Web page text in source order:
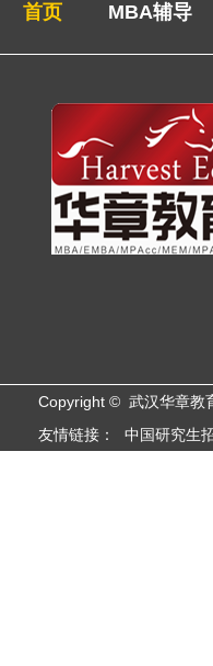
首页 MBA辅导
Copyright © 武汉华章教
友情链接：
中国研究生